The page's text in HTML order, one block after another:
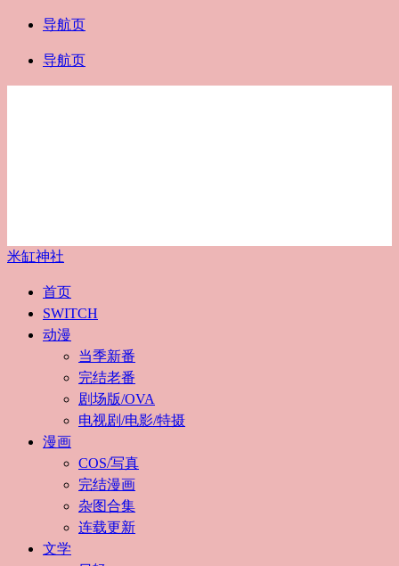
导航页
导航页
米缸神社
首页
SWITCH
动漫
当季新番
完结老番
剧场版/OVA
电视剧/电影/特摄
漫画
COS/写真
完结漫画
杂图合集
连载更新
文学